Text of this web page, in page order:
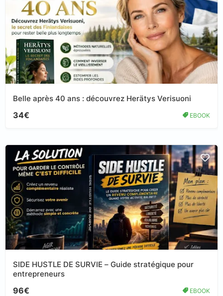
Belle après 40 ans : découvrez Herätys Verisuoni
34€ EBOOK
SIDE HUSTLE DE SURVIE – Guide stratégique pour
entrepreneurs
96€ EBOOK